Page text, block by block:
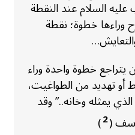
السلام عند النقطة
وراءها خطوة؛ نقطة
خطوة واحدة وراء
تهديد من الطواغيت،
يمثله وخانه..” وقد
(
2
)